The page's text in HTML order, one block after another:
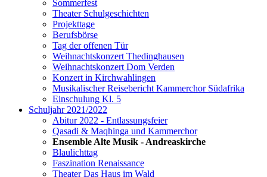
Sommerfest
Theater Schulgeschichten
Projekttage
Berufsbörse
Tag der offenen Tür
Weihnachtskonzert Thedinghausen
Weihnachtskonzert Dom Verden
Konzert in Kirchwahlingen
Musikalischer Reisebericht Kammerchor Südafrika
Einschulung Kl. 5
Schuljahr 2021/2022
Abitur 2022 - Entlassungsfeier
Qasadi & Maqhinga und Kammerchor
Ensemble Alte Musik - Andreaskirche
Blaulichttag
Faszination Renaissance
Theater Das Haus im Wald